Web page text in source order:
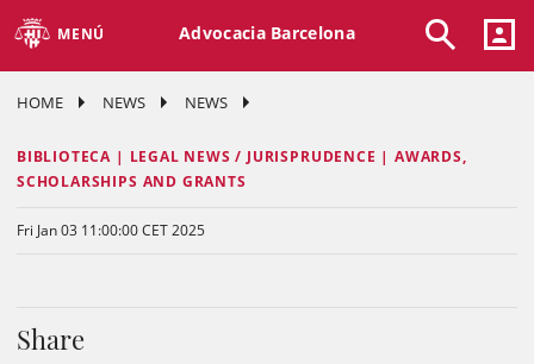
MENÚ Advocacia Barcelona
HOME NEWS NEWS
BIBLIOTECA | LEGAL NEWS / JURISPRUDENCE | AWARDS,
SCHOLARSHIPS AND GRANTS
Fri Jan 03 11:00:00 CET 2025
Share